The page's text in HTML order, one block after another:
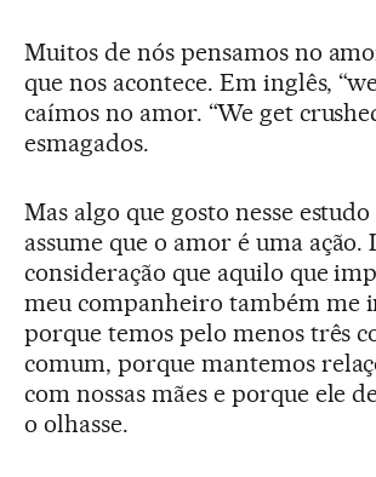
Muitos de nós pensamos no
que nos acontece. Em inglês,
caímos no amor. “We get
esmagados.
Mas algo que gosto nesse
assume que o amor é uma ação.
consideração que aquilo que
meu companheiro também me
porque temos pelo menos três
comum, porque mantemos
com nossas mães e porque ele
o olhasse.